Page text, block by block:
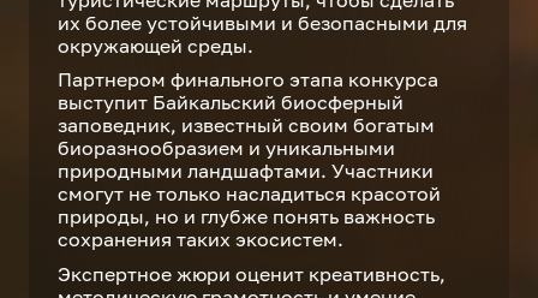
их более устойчивыми и безопасными для
окружающей среды.
Партнером финального этапа конкурса
выступит Байкальский биосферный
заповедник, известный своим богатым
биоразнообразием и уникальными
природными ландшафтами. Участники
смогут не только насладиться красотой
природы, но и глубже понять важность
сохранения таких экосистем.
Экспертное жюри оценит креативность,